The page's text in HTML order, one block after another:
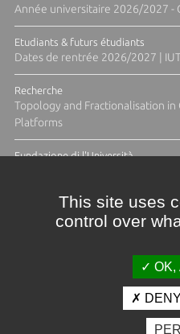
Année universitaire 2026/2027 -
Etudiants & futurs étudiants
Dates de rentrée 2026/2027 |
Recherche
Topology and Fractionalisation
Platforms
Fundazione di l'Università
Crédits et mentions légales
This site uses
control over
OK,